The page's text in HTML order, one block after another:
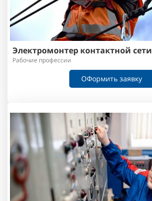
Электромонтер контактной сети
Рабочие профессии
ОФормить заявку